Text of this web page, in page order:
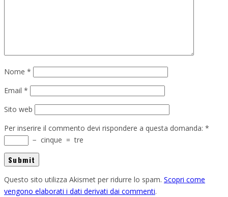
Nome *
Email *
Sito web
Per inserire il commento devi rispondere a questa domanda: *
− cinque = tre
Questo sito utilizza Akismet per ridurre lo spam. Scopri come
vengono elaborati i dati derivati dai commenti.